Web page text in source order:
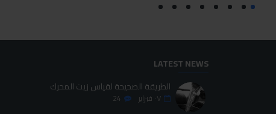
LATEST NEWS
الطريقة الصحيحة لقياس زيت المحرك
٠٧ فبراير 24